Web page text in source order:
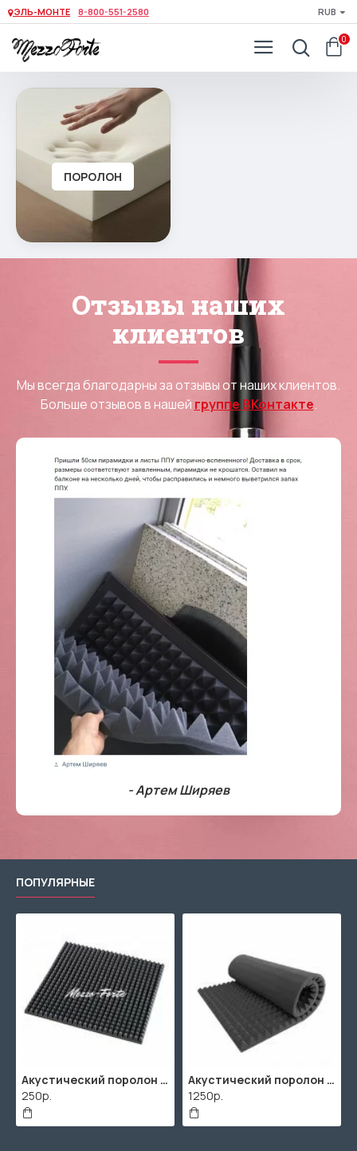
ЭЛЬ-МОНТЕ 8-800-551-2580 RUB
0
ПОРОЛОН
Отзывы наших
клиентов
Мы всегда благодарны за отзывы от наших клиентов.
Больше отзывов в нашей группе ВКонтакте.
- Артем Ширяев
ПОПУЛЯРНЫЕ
Акустический поролон "Пирамида" / 480x480х30мм / Темно-серый
250р.
Акустический поролон "Пирамида" / 2000х1000мм
1250р.